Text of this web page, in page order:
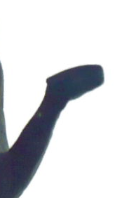
– APRIL 1967
1989